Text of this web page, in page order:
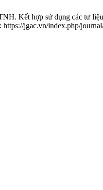
Kết hợp sử dụng các tư
jgac.vn/index.php/